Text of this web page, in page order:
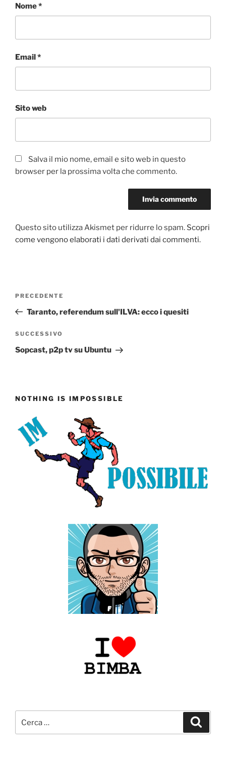
Nome*
Email*
Sito web
Salva il mio nome, email e sito web in questo
browser per la prossima volta che commento.
Questo sito utilizza Akismet per ridurre lo spam. Scopri
come vengono elaborati i dati derivati dai commenti.
Articolo
precedente:
PRECEDENTE
Taranto, referendum sull'ILVA: ecco i quesiti
Articolo
successivo
SUCCESSIVO
Sopcast, p2p tv su Ubuntu
NOTHING IS IMPOSSIBLE